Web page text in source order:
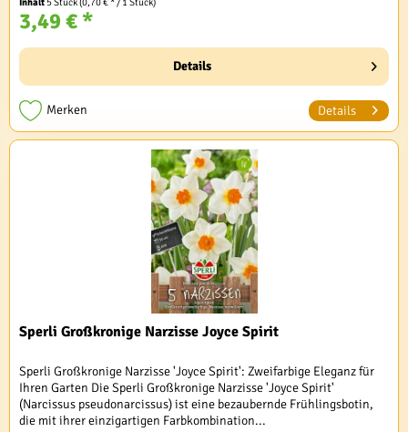
3,49 € *
Details
Merken Details
Sperli Großkronige Narzisse Joyce Spirit
Sperli Großkronige Narzisse 'Joyce Spirit': Zweifarbige Eleganz für
Ihren Garten Die Sperli Großkronige Narzisse 'Joyce Spirit'
(Narcissus pseudonarcissus) ist eine bezaubernde Frühlingsbotin,
die mit ihrer einzigartigen Farbkombination...